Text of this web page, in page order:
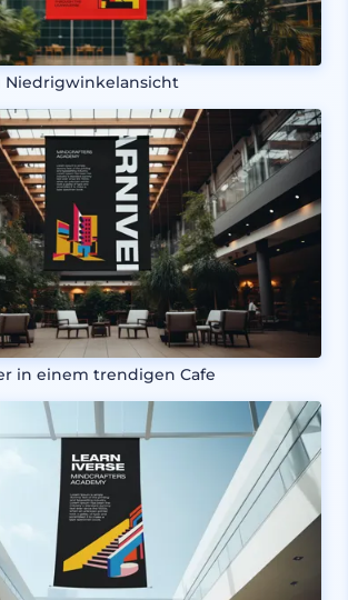
Niedrigwinkelansicht
in einem trendigen Cafe